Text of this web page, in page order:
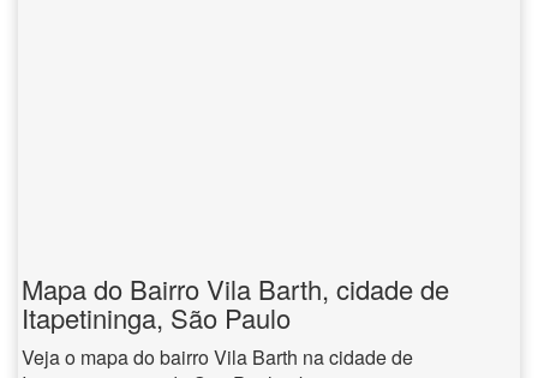
Mapa do Bairro Vila Barth, cidade de
Itapetininga, São Paulo
Veja o mapa do bairro Vila Barth na cidade de